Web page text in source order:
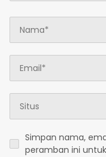
Simpan nama,
peramban ini